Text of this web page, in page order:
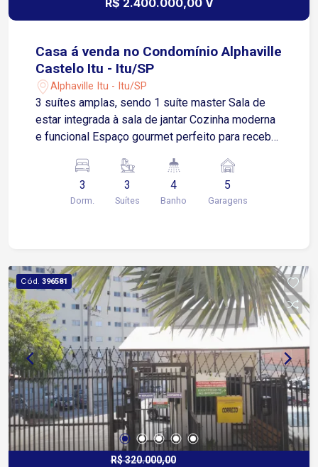
escolas, hospitais, bancos e centros comerciais
cidade! Para mais informações, visita técnica ou
negociação, entre em contato.
R$ 2.400.000,00 V
Casa á venda no Condomínio Alphaville
Castelo Itu - Itu/SP
Alphaville Itu - Itu/SP
3 suítes amplas, sendo 1 suíte master Sala de
estar integrada à sala de jantar Cozinha moderna
e funcional Espaço gourmet perfeito para receber
vista incrível para a mata Garagem para até 5
3
Dorm.
3
Suítes
4
Banho
5
Garagens
Cód. 396581
R$ 320.000,00